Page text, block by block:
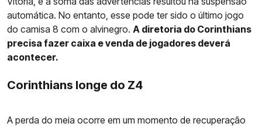
automática. No entanto, esse pode ter sido o último jogo
do camisa 8 com o alvinegro. A diretoria do Corinthians
precisa fazer caixa e venda de jogadores deverá
acontecer.
Corinthians longe do Z4
A perda do meia ocorre em um momento de recuperação